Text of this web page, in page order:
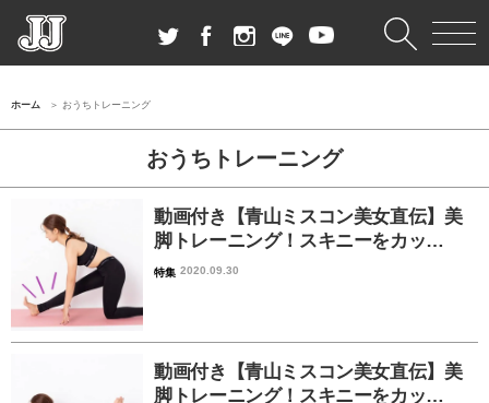
ホーム おうちトレーニング
おうちトレーニング
動画付き【青山ミスコン美女直伝】美
脚トレーニング！スキニーをカッ…
特集 2020.09.30
動画付き【青山ミスコン美女直伝】美
脚トレーニング！スキニーをカッ…